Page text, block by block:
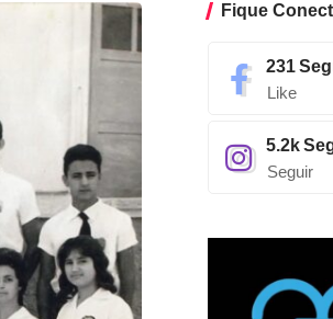
Fique
231
Like
5.2k
Seguir